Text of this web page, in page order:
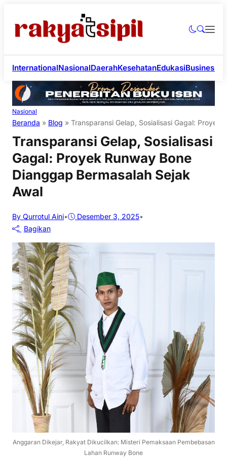
InternationalNasionalDaerahKesehatanEdukasiBusiness
Nasional
Beranda » Blog » Transparansi Gelap, Sosialisasi Gagal: Proyek
Transparansi Gelap, Sosialisasi
Gagal: Proyek Runway Bone
Dianggap Bermasalah Sejak
Awal
By Qurrotul Aini• Desember 3, 2025•
Bagikan
Anggaran Dikejar, Rakyat Dikucilkan: Misteri Pemaksaan Pembebasan
Lahan Runway Bone